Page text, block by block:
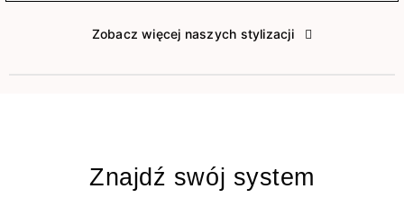
Zobacz więcej naszych stylizacji
Znajdź swój system